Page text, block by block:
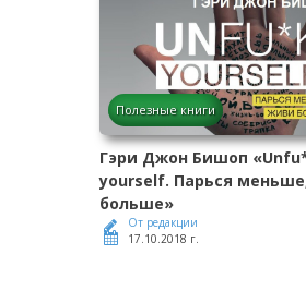
Полезные книги
Гэри Джон Бишоп
yourself. Парься
больше»
От редакции
17.10.2018 г.